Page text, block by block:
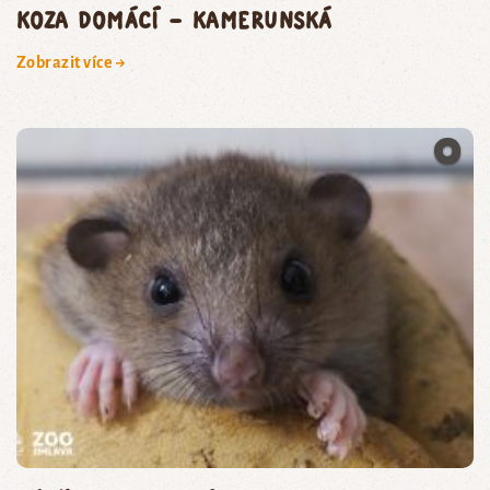
koza domácí – kamerunská
Zobrazit více →